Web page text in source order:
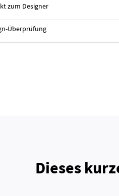
zum Designer
Überprüfung
Dieses